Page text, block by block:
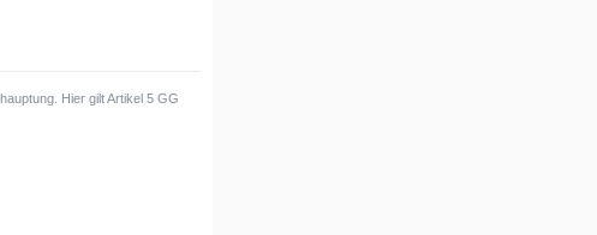
Hier gilt Artikel 5 GG